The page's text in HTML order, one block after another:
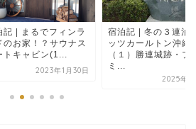
記 | 冬の３連泊♪リ
カールトン沖縄
）勝連城跡・プレ
宿泊記 | 進化する極
温泉宿！おちあいろ
（２）お食事 ディ